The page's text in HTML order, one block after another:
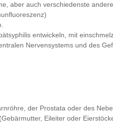
aber auch verschiedenste
entwickeln, mit
Nervensystems und des
der Prostata oder des
Eileiter oder